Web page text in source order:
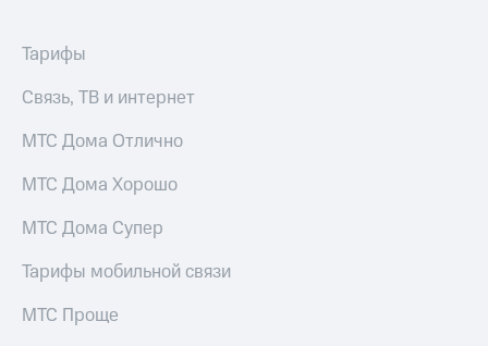
Тарифы
Связь, ТВ и интернет
МТС Дома Отлично
МТС Дома Хорошо
МТС Дома Супер
Тарифы мобильной связи
МТС Проще